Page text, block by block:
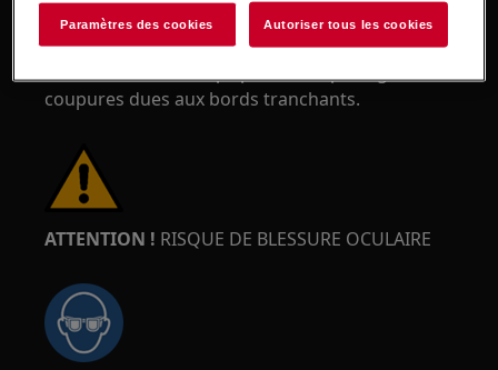
Utilisez toujours des gants de sécurité et des
chaussures de sécurité. Portez des gants de
coupures dues aux bords tranchants.
ATTENTION ! RISQUE DE BLESSURE OCULAIRE
Paramètres des cookies Autoriser tous les cookies